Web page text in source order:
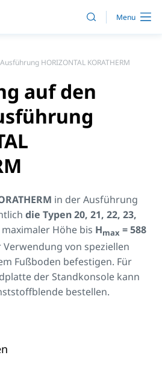
HORIZONTAL KORATHERM
auf den
in der Ausführung
die Typen 20, 21, 22, 23,
Höhe bis Hmax = 588
von speziellen
Fußboden befestigen. Für
der Standkonsole kann
bestellen.